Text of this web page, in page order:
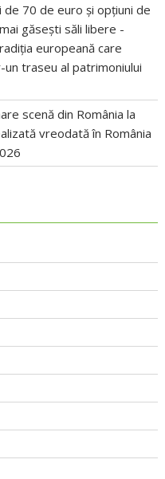
de 70 de euro și opțiuni de
găsești săli libere -
europeană care
traseu al patrimoniului
scenă din România la
vreodată în România